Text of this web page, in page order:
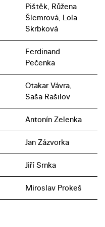
Pištěk, Růžena
Šlemrová, Lola
Skrbková
Ferdinand
Pečenka
Otakar Vávra,
Saša Rašilov
Antonín Zelenka
Jan Zázvorka
Jiří Srnka
Miroslav Prokeš